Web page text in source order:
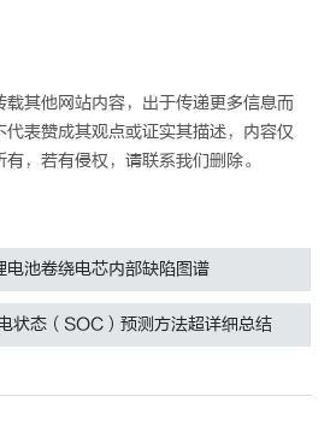
载其他网站内容，出于传递更多信息而
表赞成其观点或证实其描述，内容仅
，若有侵权，请联系我们删除。
电池卷绕电芯内部缺陷图谱
状态（SOC）预测方法超详细总结